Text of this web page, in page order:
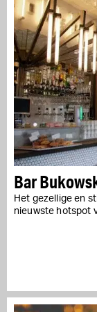
Bar
Het gezellige en
nieuwste hotspot